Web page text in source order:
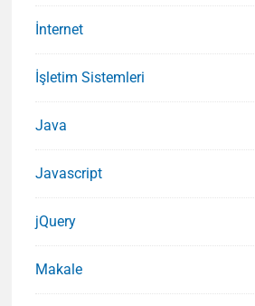
İnternet
İşletim Sistemleri
Java
Javascript
jQuery
Makale